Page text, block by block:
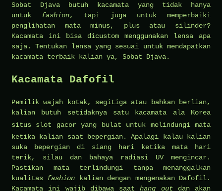
Sobat Djava butuh kacamata yang tidak hanya
untuk fashion, tapi juga untuk memperbaiki
penglihatan mata minus, plus atau silinder?
Kacamata ini bisa dicustom menggunakan lensa apa
saja. Tentukan lensa yang sesuai untuk mendapatkan
kacamata terbaik kalian ya, Sobat Djava.
Kacamata Dafofil
Pemilik wajah kotak, segitiga atau bahkan berlian,
kalian butuh setidaknya satu kacamata ala Korea
situs slot gacoryang bulat untuk melindungi mata
ketika kalian saat bepergian. Apalagi kalau kalian
suka bepergian di siang hari ketika mata hari
terik, silau dan bahaya radiasi UV mengincar.
Pastikan mata terlindungi tanpa menanggalkan
kualitas fashion kalian dengan mengenakan Dafofil.
Kacamata ini wajib dibawa saat hang out dan akan